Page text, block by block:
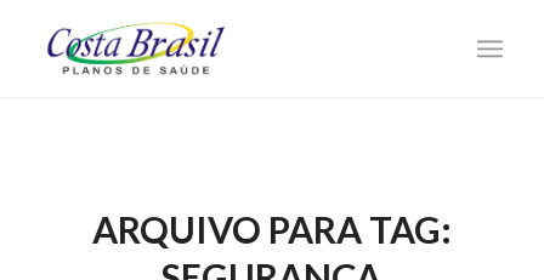
ARQUIVO PARA TAG: